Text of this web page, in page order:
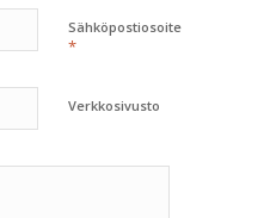
Sähköpostiosoite
*
Verkkosivusto